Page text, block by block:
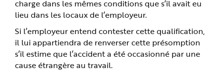
charge dans les mêmes conditions que s’il avait eu
lieu dans les locaux de l’employeur.
Si l’employeur entend contester cette qualification,
il lui appartiendra de renverser cette présomption
s’il estime que l’accident a été occasionné par une
cause étrangère au travail.